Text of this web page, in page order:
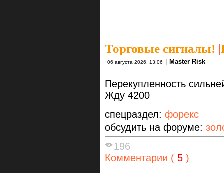
Торговые сигналы! |
06 августа 2026, 13:06 Master Risk
Перекупленность
Жду 4200
спецраздел: форекс
обсудить на форуме:
196
Комментарии ( 5 )